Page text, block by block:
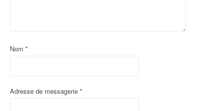
Nom *
Adresse de messagerie *